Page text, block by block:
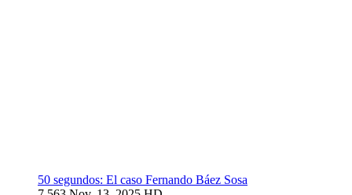
50 segundos: El caso Fernando Báez Sosa